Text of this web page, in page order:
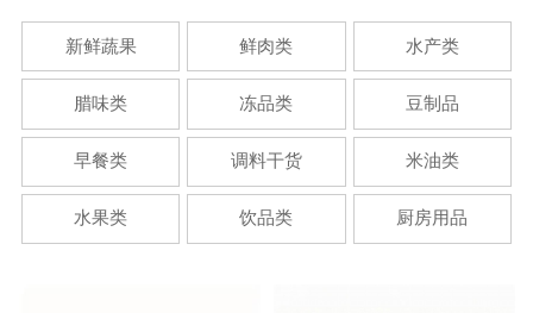
新鲜蔬果 鲜肉类 水产类
腊味类 冻品类 豆制品
早餐类 调料干货 米油类
水果类 饮品类 厨房用品